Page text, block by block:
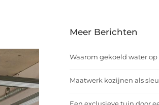
Meer Berichten
Waarom gekoeld water
Maatwerk kozijnen als